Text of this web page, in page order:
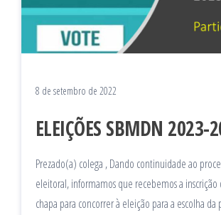
8 de setembro de 2022
ELEIÇÕES SBMDN 2023-
Prezado(a) colega , Dando continuidade ao
eleitoral, informamos que recebemos a inscrição
chapa para concorrer à eleição para a escolha da